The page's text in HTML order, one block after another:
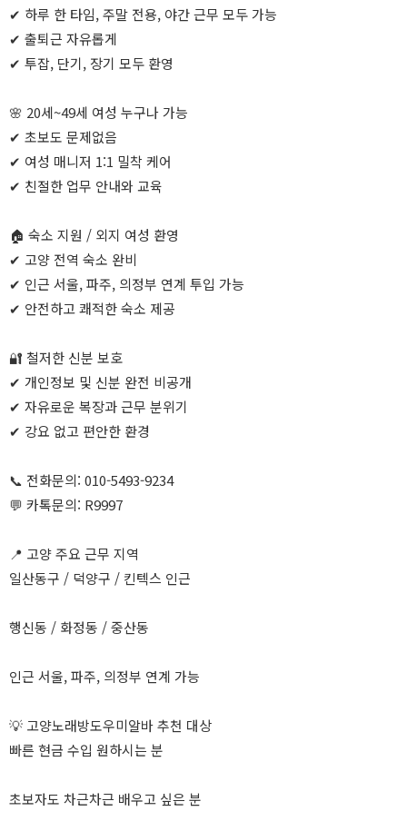
✔ 하루 한 타임, 주말 전용, 야간 근무 모두 가능
✔ 출퇴근 자유롭게
✔ 투잡, 단기, 장기 모두 환영
🌸 20세~49세 여성 누구나 가능
✔ 초보도 문제없음
✔ 여성 매니저 1:1 밀착 케어
✔ 친절한 업무 안내와 교육
🏠 숙소 지원 / 외지 여성 환영
✔ 고양 전역 숙소 완비
✔ 인근 서울, 파주, 의정부 연계 투입 가능
✔ 안전하고 쾌적한 숙소 제공
🔐 철저한 신분 보호
✔ 개인정보 및 신분 완전 비공개
✔ 자유로운 복장과 근무 분위기
✔ 강요 없고 편안한 환경
📞 전화문의: 010-5493-9234
💬 카톡문의: R9997
📍 고양 주요 근무 지역
일산동구 / 덕양구 / 킨텍스 인근
행신동 / 화정동 / 중산동
인근 서울, 파주, 의정부 연계 가능
💡 고양노래방도우미알바 추천 대상
빠른 현금 수입 원하시는 분
초보자도 차근차근 배우고 싶은 분